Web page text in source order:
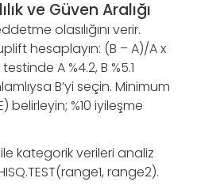
ve Güven Aralığı
olasılığını verir.
hesaplayın: (B – A)/A x
A %4.2, B %5.1
B’yi seçin. Minimum
%10 iyileşme
kategorik verileri analiz
range2).